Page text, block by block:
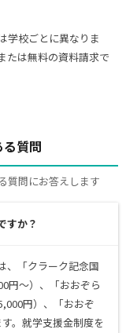
学校ごとに異なりま
たは無料の資料請求で
質問
質問にお答えします
すか？
、「クラーク記念国
円～）、「おおぞら
円）、「おおぞ
。就学支援金制度を